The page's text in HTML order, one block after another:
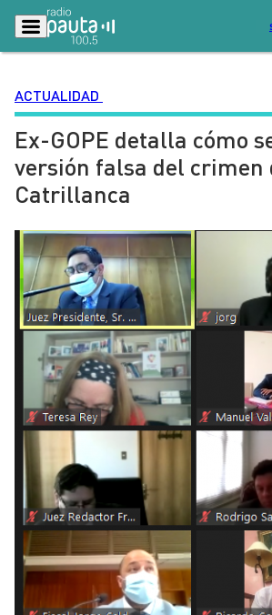
Podcasts
Lo Último
Ciudad
Radio en vivo
Tendencias
Entretención y Cultura
Dato en Pauta
Contenido Patrocinado
ACTUALIDAD
Ex-GOPE detalla cómo
versión falsa del crimen
Catrillanca